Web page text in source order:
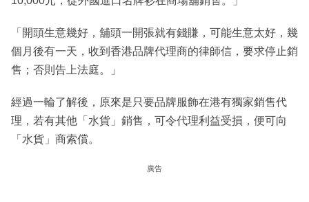
「開頭生意幾好，舖頭一開張就有錢賺，可能生意太好，幾
個月後有一天，收到香港品牌代理商的律師信，要求停止銷
售；否則告上法庭。」
經過一輪了解後，原來是只要品牌服飾在港有獨家銷售代
理，若有其他「水貨」銷售，可令代理利益受損，便可向
「水貨」商索償。
廣告